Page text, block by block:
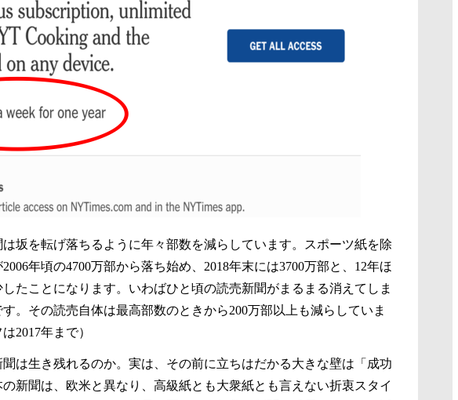
坂を転げ落ちるように年々部数を減らしています。スポーツ紙を除
年頃の4700万部から落ち始め、2018年末には3700万部と、12年ほ
したことになります。いわばひと頃の読売新聞がまるまる消えてしま
。その読売自体は最高部数のときから200万部以上も減らしていま
2017年まで）
は生き残れるのか。実は、その前に立ちはだかる大きな壁は「成功
新聞は、欧米と異なり、高級紙とも大衆紙とも言えない折衷スタイ